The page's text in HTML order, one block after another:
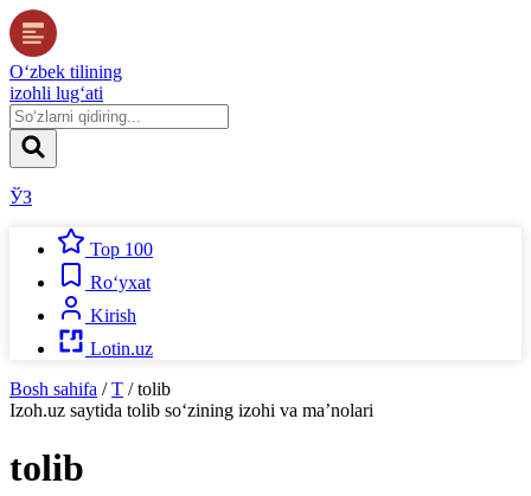
O‘zbek tilining
izohli lug‘ati
ЎЗ
Top 100
Ro‘yxat
Kirish
Lotin.uz
Bosh sahifa / T / tolib
Izoh.uz saytida tolib so‘zining izohi va ma’nolari
tolib